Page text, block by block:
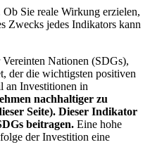
Sie reale Wirkung erzielen,
Zwecks jedes Indikators kann
Nationen (SDGs),
der die wichtigsten positiven
an Investitionen in
nachhaltiger zu
Seite). Dieser Indikator
beitragen. Eine hohe
der Investition eine